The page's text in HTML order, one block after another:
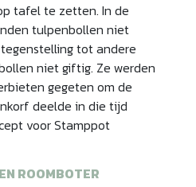
tafel te zetten. In de
tulpenbollen niet
tot andere
niet giftig. Ze werden
gegeten om de
deelde in die tijd
voor Stamppot
ROOMBOTER